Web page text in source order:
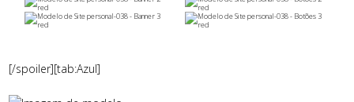
[/spoiler][tab:Azul]